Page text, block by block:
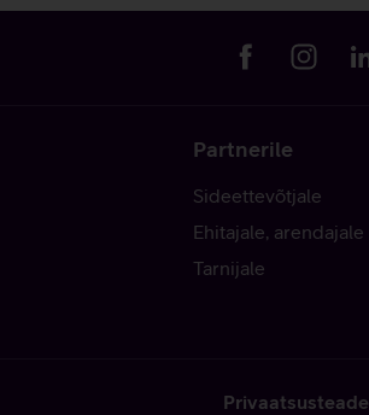
Partnerile
Sideettevõtjale
Ehitajale, arendajale
Tarnijale
Privaatsusteade